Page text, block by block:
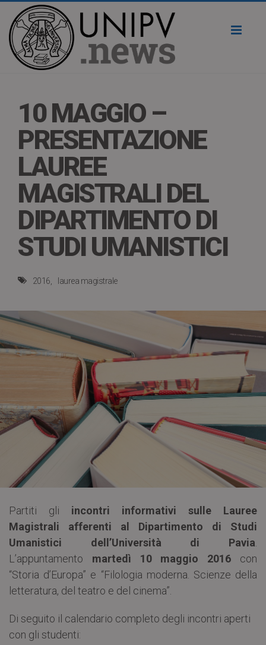
10 MAGGIO –
PRESENTAZIONE
LAUREE
MAGISTRALI DEL
DIPARTIMENTO DI
STUDI UMANISTICI
2016 laurea magistrale
Partiti gli incontri informativi sulle Lauree
Magistrali afferenti al Dipartimento di Studi
Umanistici dell’Università di Pavia.
L’appuntamento martedì 10 maggio 2016 con
“Storia d’Europa” e “Filologia moderna. Scienze della
letteratura, del teatro e del cinema”.
Di seguito il calendario completo degli incontri aperti
con gli studenti: